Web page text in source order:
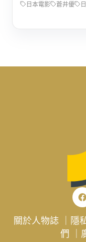
日本電影 蒼井優
關於人物誌 隱
們